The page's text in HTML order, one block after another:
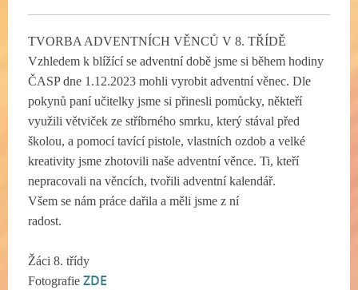
TVORBA ADVENTNÍCH VĚNCŮ V 8. TŘÍDĚ
Vzhledem k blížící se adventní době jsme si během hodiny
ČASP dne 1.12.2023 mohli vyrobit adventní věnec. Dle
pokynů paní učitelky jsme si přinesli pomůcky, někteří
využili větviček ze stříbrného smrku, který stával před
školou, a pomocí tavící pistole, vlastních ozdob a velké
kreativity jsme zhotovili naše adventní věnce. Ti, kteří
nepracovali na věncích, tvořili adventní kalendář.
Všem se nám práce dařila a měli jsme z ní
radost.
Žáci 8. třídy
Fotografie ZDE